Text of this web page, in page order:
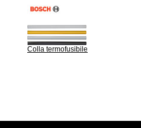
Colla termofusibile